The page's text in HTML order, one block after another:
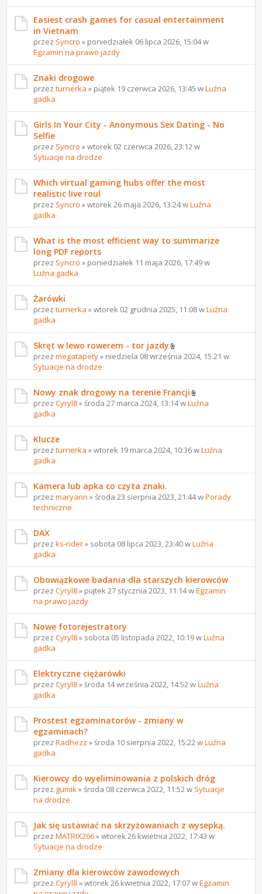
Easiest crash games for casual entertainment
in Vietnam
przez Syncro » poniedziałek 06 lipca 2026, 15:04 w
Egzamin na prawo jazdy
Znaki drogowe
przezturnerka » piątek 19 czerwca 2026, 13:45 wLuźna
gadka
Girls In Your City - Anonymous Sex Dating - No
Selfie
przez Syncro » wtorek 02 czerwca 2026, 23:12 w
Sytuacje na drodze
Which virtual gaming hubs offer the most
realistic live roul
przez Syncro » wtorek 26 maja 2026, 13:24 wLuźna
gadka
What is the most efficient way to summarize
long PDF reports
przez Syncro » poniedziałek 11 maja 2026, 17:49 w
Luźna gadka
Żarówki
przezturnerka » wtorek 02 grudnia 2025, 11:08 wLuźna
gadka
Skręt w lewo rowerem - tor jazdy
przezmegatapety» niedziela 08 września 2024, 15:21 w
Sytuacje na drodze
Nowy znak drogowy na terenie Francji
przezCyryl8» środa 27 marca 2024, 13:14 wLuźna
gadka
Klucze
przezturnerka » wtorek 19 marca 2024, 10:36 wLuźna
gadka
Kamera lub apka co czyta znaki.
przezmaryann » środa 23 sierpnia 2023, 21:44 wPorady
techniczne
DAX
przezks-rider» sobota 08 lipca 2023, 23:40 wLuźna
gadka
Obowiązkowe badania dla starszych kierowców
przezCyryl8» piątek 27 stycznia 2023, 11:14 wEgzamin
na prawo jazdy
Nowe fotorejestratory
przezCyryl8» sobota 05 listopada 2022, 10:19 wLuźna
gadka
Elektryczne ciężarówki
przezCyryl8» środa 14 września 2022, 14:52 wLuźna
gadka
Prostest egzaminatorów - zmiany w
egzaminach?
przezRadhezz » środa 10 sierpnia 2022, 15:22 wLuźna
gadka
Kierowcy do wyeliminowania z polskich dróg
przez gumik » środa 08 czerwca 2022, 11:52 w Sytuacje
na drodze
Jak się ustawiać na skrzyżowaniach z wysepką.
przezMATRIX266» wtorek 26 kwietnia 2022, 17:43 w
Sytuacje na drodze
Zmiany dla kierowców zawodowych
przezCyryl8» wtorek 26 kwietnia 2022, 17:07 wEgzamin